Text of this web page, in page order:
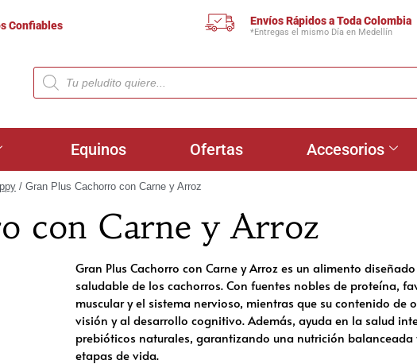
Confiables Envíos Rápidos a Toda Colombia
*Entregas el mismo Día en Medellín
Equinos Ofertas Accesorios
/ Gran Plus Cachorro con Carne y Arroz
con Carne y Arroz
Gran Plus Cachorro con Carne y Arroz es un alimento
saludable de los cachorros. Con fuentes nobles de proteína,
muscular y el sistema nervioso, mientras que su contenido de
visión y al desarrollo cognitivo. Además, ayuda en la salud
prebióticos naturales, garantizando una nutrición
etapas de vida.